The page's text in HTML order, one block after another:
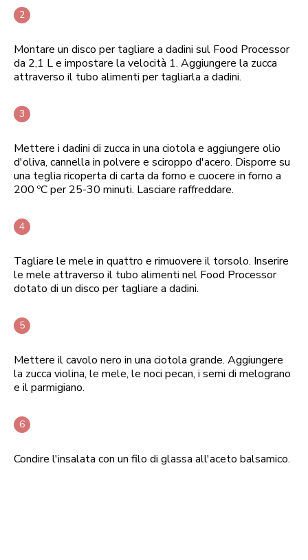
Montare un disco per tagliare a dadini sul Food Processor
da 2,1 L e impostare la velocità 1. Aggiungere la zucca
attraverso il tubo alimenti per tagliarla a dadini.
Mettere i dadini di zucca in una ciotola e aggiungere olio
d'oliva, cannella in polvere e sciroppo d'acero. Disporre su
una teglia ricoperta di carta da forno e cuocere in forno a
200 ºC per 25-30 minuti. Lasciare raffreddare.
Tagliare le mele in quattro e rimuovere il torsolo. Inserire
le mele attraverso il tubo alimenti nel Food Processor
dotato di un disco per tagliare a dadini.
Mettere il cavolo nero in una ciotola grande. Aggiungere
la zucca violina, le mele, le noci pecan, i semi di melograno
e il parmigiano.
Condire l'insalata con un filo di glassa all'aceto balsamico.